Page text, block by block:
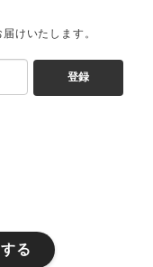
けいたします。
登録
る